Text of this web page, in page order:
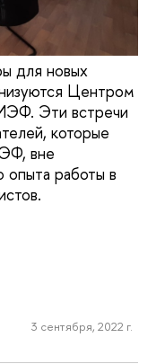
для новых
Центром
Эти встречи
которые
вне
опыта работы в
3 сентября, 2022 г.